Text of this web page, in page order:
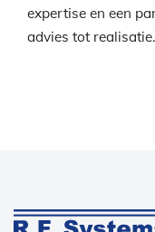
expertise en een
advies tot realisatie.